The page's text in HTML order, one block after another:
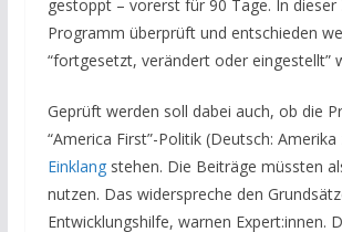
gestoppt – vorerst für 90 Tage. In dieser
Programm überprüft und entschieden
“fortgesetzt, verändert oder eingestellt”
Geprüft werden soll dabei auch, ob die
“America First”-Politik (Deutsch: Amerika
Einklangstehen. Die Beiträge müssten
nutzen. Das widerspreche den
Entwicklungshilfe, warnen Expert:innen.